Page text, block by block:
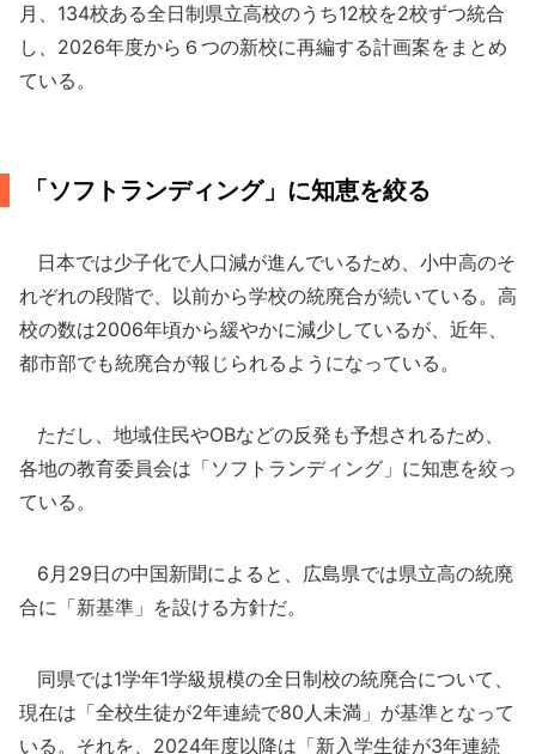
月、134校ある全日制県立高校のうち12校を2校ずつ統合
し、2026年度から６つの新校に再編する計画案をまとめ
ている。
「ソフトランディング」に知恵を絞る
日本では少子化で人口減が進んでいるため、小中高のそ
れぞれの段階で、以前から学校の統廃合が続いている。高
校の数は2006年頃から緩やかに減少しているが、近年、
都市部でも統廃合が報じられるようになっている。
ただし、地域住民やOBなどの反発も予想されるため、
各地の教育委員会は「ソフトランディング」に知恵を絞っ
ている。
6月29日の中国新聞によると、広島県では県立高の統廃
合に「新基準」を設ける方針だ。
同県では1学年1学級規模の全日制校の統廃合について、
現在は「全校生徒が2年連続で80人未満」が基準となって
いる。それを、2024年度以降は「新入学生徒が3年連続